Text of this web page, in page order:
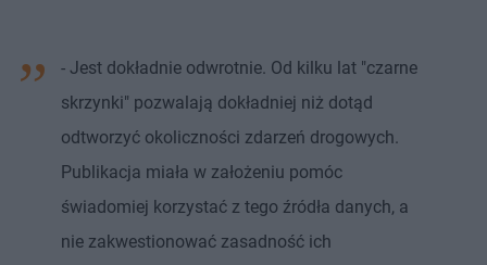
- Jest dokładnie odwrotnie. Od kilku lat "czarne
skrzynki" pozwalają dokładniej niż dotąd
odtworzyć okoliczności zdarzeń drogowych.
Publikacja miała w założeniu pomóc
świadomiej korzystać z tego źródła danych, a
nie zakwestionować zasadność ich